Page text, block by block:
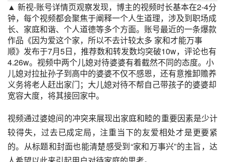
▲ 新视-账号详情页观察发现，博主的视频时长基本在2-4分
钟，每个视频都会聚焦于阐释一个人生道理，涉及到职场成
长、家庭和谐、个人道德等多个方面。账号最近的一条爆款
作品《因为爱这个家，所以不去计较太多 家和才能万事
顺》发布于7月5日，推荐数和转发数均突破10w，评论也有
4.26w。视频中两个儿媳对待婆婆有着截然不同的态度。小
儿媳对拉扯孙子到高中的婆婆不仅不感恩，还有意推卸赡养
义务将老人赶出家门；大儿媳对待不帮自己带孩子的婆婆却
宽容大度，将其接回家中。
视频通过婆媳间的冲突来展现出家庭和睦的重要因素是少计
较得失，过去已成定局，注重当下的友爱相处才是更要紧
的。从标题和封面也能清楚感受到“家和万事兴”的主旨，达